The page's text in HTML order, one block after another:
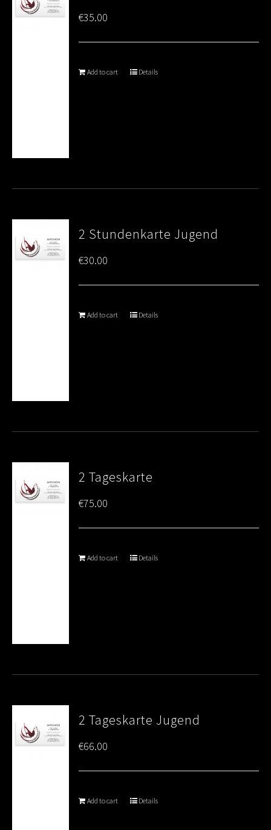
€35.00
Add to cart Details
2 Stundenkarte Jugend
€30.00
Add to cart Details
2 Tageskarte
€75.00
Add to cart Details
2 Tageskarte Jugend
€66.00
Add to cart Details